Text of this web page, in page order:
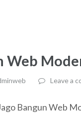
Web
Leave a
Bangun Web